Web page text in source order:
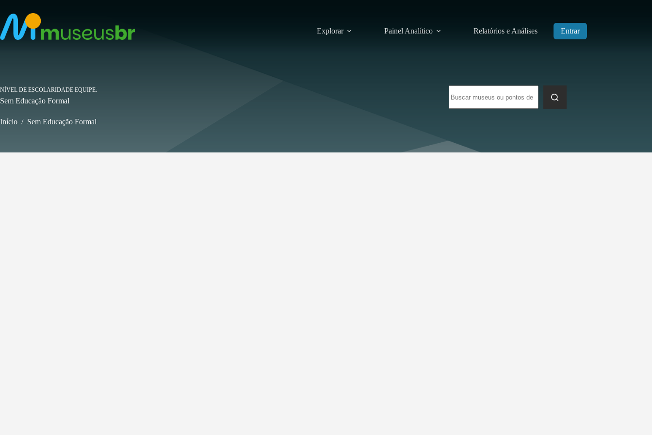
para
conteúdo
Explorar Painel Analítico Relatórios e Análises Entrar
resultados
NÍVEL DE ESCOLARIDADE EQUIPE
Sem Educação Formal
Início / Sem Educação Formal